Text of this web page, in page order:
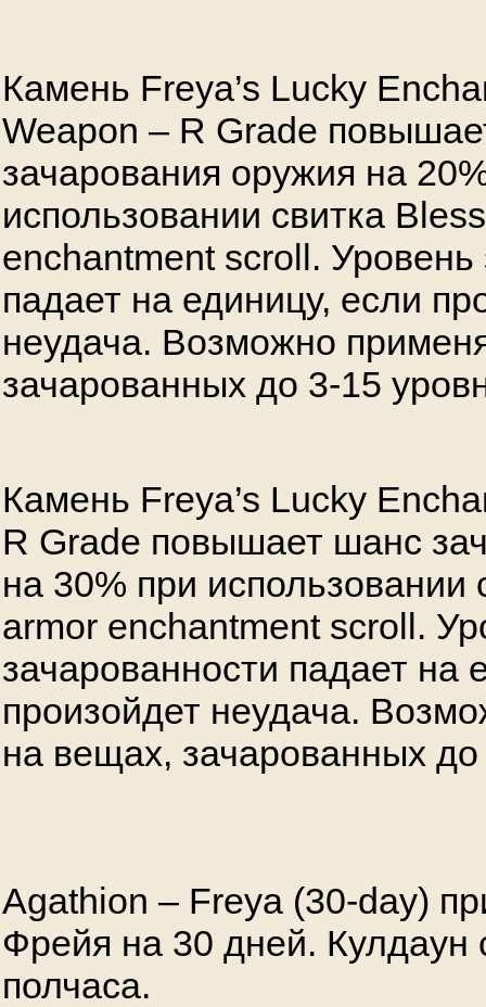
Камень Freya’s Lucky
Weapon – R Grade
зачарования оружия на
использовании свитка
enchantment scroll. Уровень
падает на единицу, если
неудача. Возможно
зачарованных до 3-15
Камень Freya’s Lucky
R Grade повышает шанс
на 30% при использовании
armor enchantment scroll.
зачарованности падает на
произойдет неудача.
на вещах, зачарованных
Agathion – Freya (30-day)
Фрейя на 30 дней. Кулдаун
полчаса.